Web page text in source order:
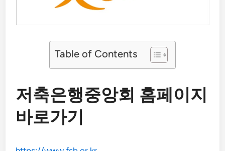
Table of Contents
저축은행중앙회 홈페이지
바로가기